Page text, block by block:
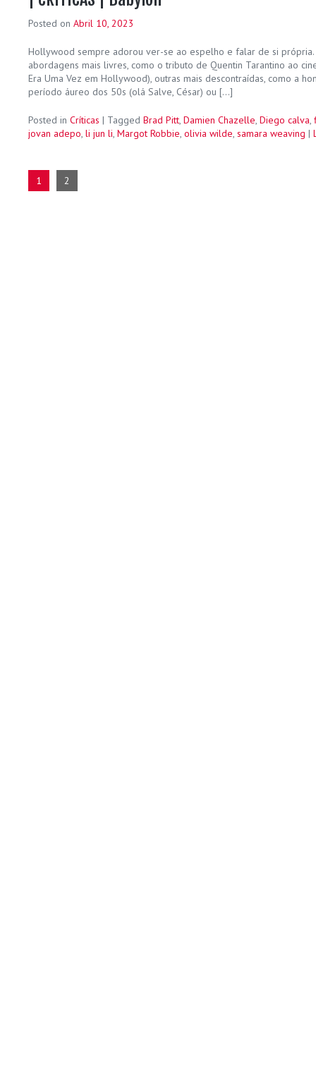
Posted on Abril 10, 2023
Hollywood sempre adorou ver-se ao espelho e falar de si própria.
abordagens mais livres, como o tributo de Quentin Tarantino ao
Era Uma Vez em Hollywood), outras mais descontraídas, como a
período áureo dos 50s (olá Salve, César) ou […]
Posted in Críticas | Tagged Brad Pitt, Damien Chazelle, Diego calva,
jovan adepo, li jun li, Margot Robbie, olivia wilde, samara weaving |
1 2